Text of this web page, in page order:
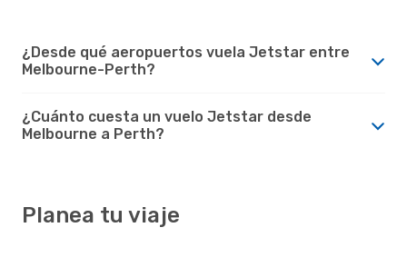
¿Desde qué aeropuertos vuela Jetstar entre
Melbourne-Perth?
¿Cuánto cuesta un vuelo Jetstar desde
Melbourne a Perth?
Planea tu viaje